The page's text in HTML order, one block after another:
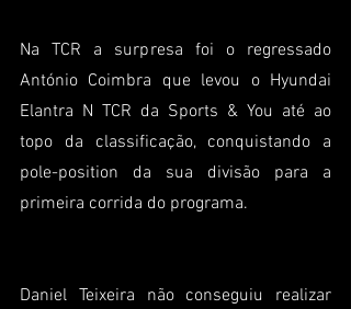
Na TCR a surpresa foi o regressado
António Coimbra que levou o Hyundai
Elantra N TCR da Sports & You até ao
topo da classificação, conquistando a
pole-position da sua divisão para a
primeira corrida do programa.
Daniel Teixeira não conseguiu realizar